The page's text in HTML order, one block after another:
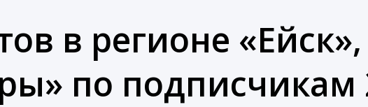
в регионе
по подписчикам